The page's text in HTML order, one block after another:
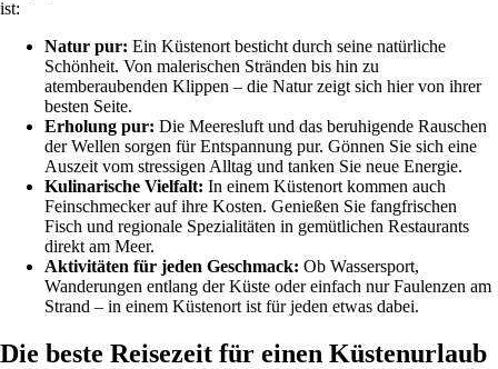
ist:
Natur pur: Ein Küstenort besticht durch seine natürliche
Schönheit. Von malerischen Stränden bis hin zu
atemberaubenden Klippen – die Natur zeigt sich hier von ihrer
besten Seite.
Erholung pur: Die Meeresluft und das beruhigende Rauschen
der Wellen sorgen für Entspannung pur. Gönnen Sie sich eine
Auszeit vom stressigen Alltag und tanken Sie neue Energie.
Kulinarische Vielfalt: In einem Küstenort kommen auch
Feinschmecker auf ihre Kosten. Genießen Sie fangfrischen
Fisch und regionale Spezialitäten in gemütlichen Restaurants
direkt am Meer.
Aktivitäten für jeden Geschmack: Ob Wassersport,
Wanderungen entlang der Küste oder einfach nur Faulenzen am
Strand – in einem Küstenort ist für jeden etwas dabei.
Die beste Reisezeit für einen Küstenurlaub